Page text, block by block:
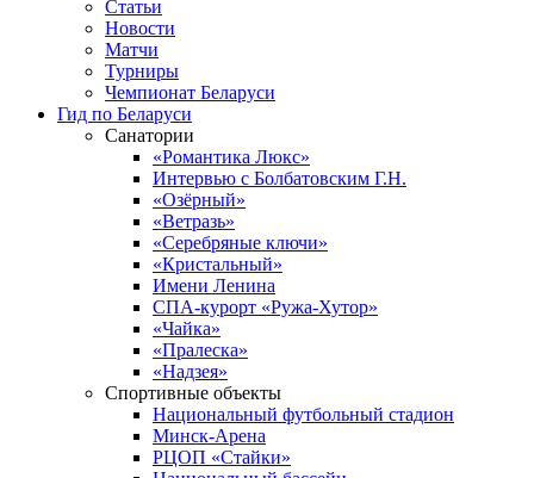
Статьи
Новости
Матчи
Турниры
Чемпионат Беларуси
Гид по Беларуси
Санатории
«Романтика Люкс»
Интервью с Болбатовским Г.Н.
«Озёрный»
«Ветразь»
«Серебряные ключи»
«Кристальный»
Имени Ленина
СПА-курорт «Ружа-Хутор»
«Чайка»
«Пралеска»
«Надзея»
Спортивные объекты
Национальный футбольный стадион
Минск-Арена
РЦОП «Стайки»